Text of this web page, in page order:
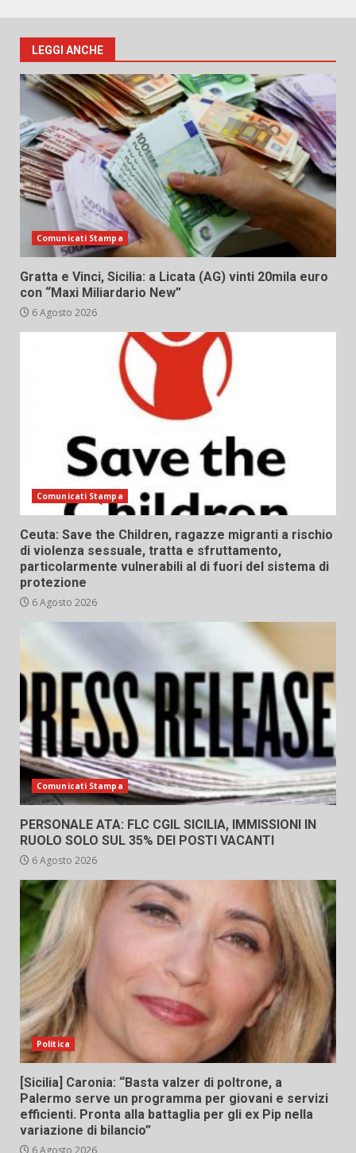
LEGGI ANCHE
Comunicati Stampa
Gratta e Vinci, Sicilia: a Licata (AG) vinti 20mila euro
con “Maxi Miliardario New”
6 Agosto 2026
Comunicati Stampa
Ceuta: Save the Children, ragazze migranti a rischio
di violenza sessuale, tratta e sfruttamento,
particolarmente vulnerabili al di fuori del sistema di
protezione
6 Agosto 2026
Comunicati Stampa
PERSONALE ATA: FLC CGIL SICILIA, IMMISSIONI IN
RUOLO SOLO SUL 35% DEI POSTI VACANTI
6 Agosto 2026
Politica
[Sicilia] Caronia: “Basta valzer di poltrone, a
Palermo serve un programma per giovani e servizi
efficienti. Pronta alla battaglia per gli ex Pip nella
variazione di bilancio”
6 Agosto 2026